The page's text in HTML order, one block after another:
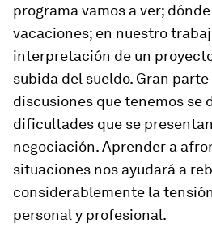
programa vamos a ver;
vacaciones; en nuestro
interpretación de un
subida del sueldo. Gran
discusiones que tenemos se
dificultades que se
negociación. Aprender a
situaciones nos ayudará a
considerablemente la
personal y profesional.